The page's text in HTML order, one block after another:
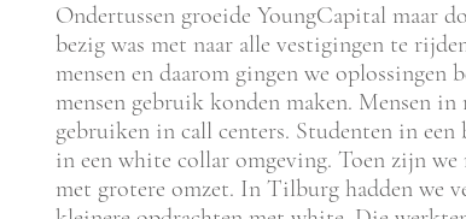
Ondertussen groeide YoungCapital maar
bezig was met naar alle vestigingen te
mensen en daarom gingen we oplossingen
mensen gebruik konden maken. Mensen
gebruiken in call centers. Studenten in
in een white collar omgeving. Toen zijn we
met grotere omzet. In Tilburg hadden we